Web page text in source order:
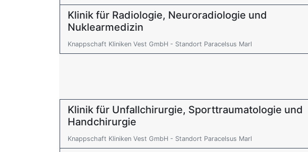
Klinik für Radiologie, Neuroradiologie und
Nuklearmedizin
Knappschaft Kliniken Vest GmbH - Standort Paracelsus Marl
Klinik für Unfallchirurgie, Sporttraumatologie und
Handchirurgie
Knappschaft Kliniken Vest GmbH - Standort Paracelsus Marl